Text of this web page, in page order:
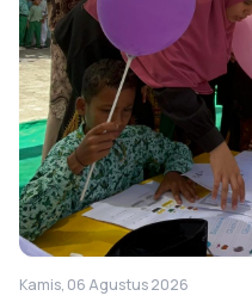
Kamis, 06 Agustus 2026